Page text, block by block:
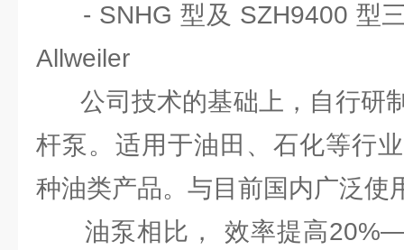
- SNHG 型及 SZH9400 型
Allweiler
公司技术的基础上，自行研
杆泵。适用于油田、石化等行
种油类产品。与目前国内广泛使
油泵相比， 效率提高